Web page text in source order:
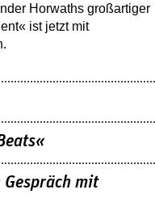
Horwaths großartiger
ist jetzt mit
mit